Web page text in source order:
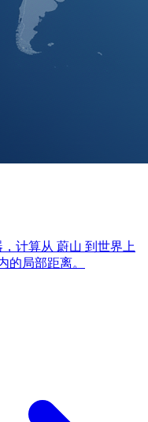
计算从 蔚山 到世界上
的局部距离。